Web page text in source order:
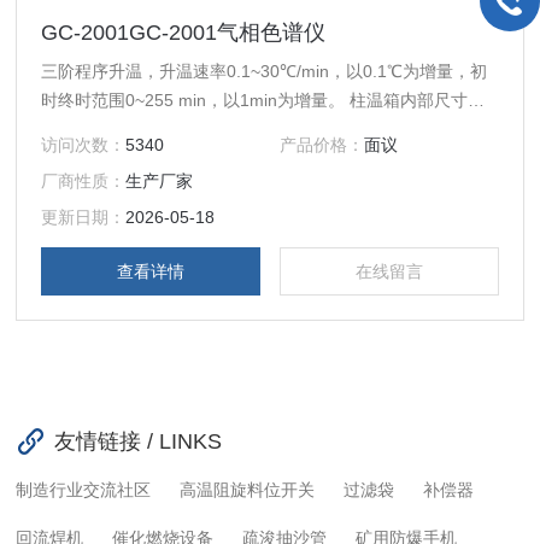
GC-2001GC-2001气相色谱仪
三阶程序升温，升温速率0.1~30℃/min，以0.1℃为增量，初
时终时范围0~255 min，以1min为增量。 柱温箱内部尺寸
宽460?高450 重量47kg
访问次数：5340 产品价格： 面议
厂商性质：生产厂家
更新日期： 2026-05-18
查看详情 在线留言
友情链接 / LINKS
制造行业交流社区 高温阻旋料位开关 过滤袋 补偿器
回流焊机 催化燃烧设备 疏浚抽沙管 矿用防爆手机